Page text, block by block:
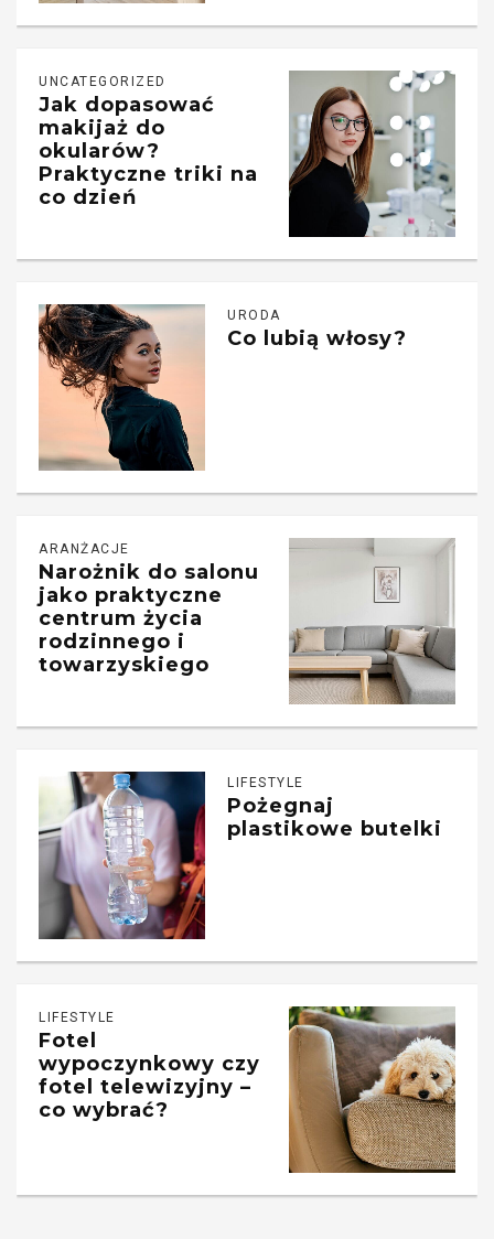
UNCATEGORIZED
Jak dopasować
makijaż do
okularów?
Praktyczne triki na
co dzień
URODA
Co lubią włosy?
ARANŻACJE
Narożnik do salonu
jako praktyczne
centrum życia
rodzinnego i
towarzyskiego
LIFESTYLE
Pożegnaj
plastikowe butelki
LIFESTYLE
Fotel
wypoczynkowy czy
fotel telewizyjny –
co wybrać?